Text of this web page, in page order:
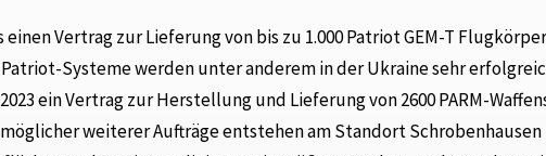
Vertrag zur Lieferung von bis zu 1.000 Patriot GEM-T
Systeme werden unter anderem in der Ukraine sehr
ein Vertrag zur Herstellung und Lieferung von 2600 PARM-
weiterer Aufträge entstehen am Standort